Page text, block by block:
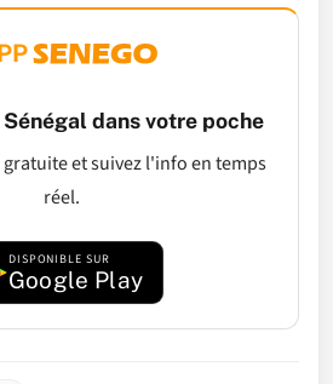
dans votre poche
et suivez l'info en temps
réel.
DISPONIBLE SUR
Google Play